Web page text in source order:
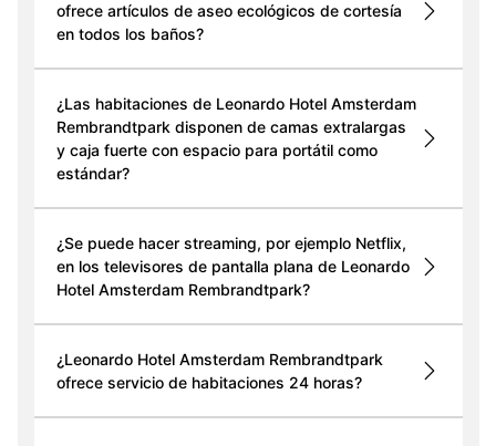
ofrece artículos de aseo ecológicos de cortesía
en todos los baños?
¿Las habitaciones de Leonardo Hotel Amsterdam
Rembrandtpark disponen de camas extralargas
y caja fuerte con espacio para portátil como
estándar?
¿Se puede hacer streaming, por ejemplo Netflix,
en los televisores de pantalla plana de Leonardo
Hotel Amsterdam Rembrandtpark?
¿Leonardo Hotel Amsterdam Rembrandtpark
ofrece servicio de habitaciones 24 horas?